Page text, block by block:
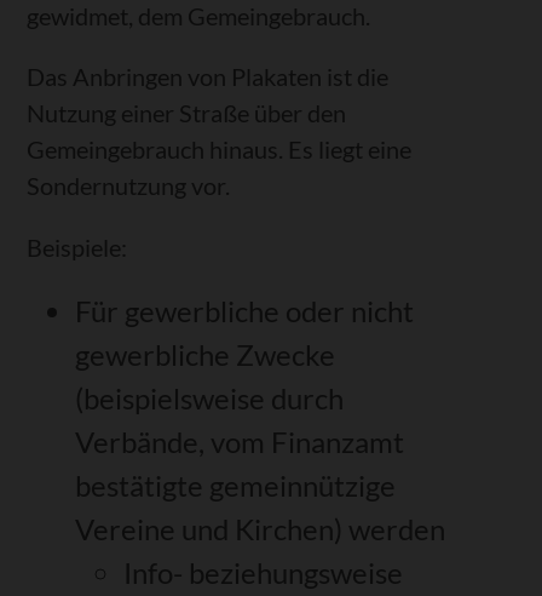
gewidmet, dem Gemeingebrauch.
Das Anbringen von Plakaten ist die
Nutzung einer Straße über den
Gemeingebrauch hinaus. Es liegt eine
Sondernutzung vor.
Beispiele:
Für gewerbliche oder nicht
gewerbliche Zwecke
(beispielsweise durch
Verbände, vom Finanzamt
bestätigte gemeinnützige
Vereine und Kirchen) werden
Info- beziehungsweise